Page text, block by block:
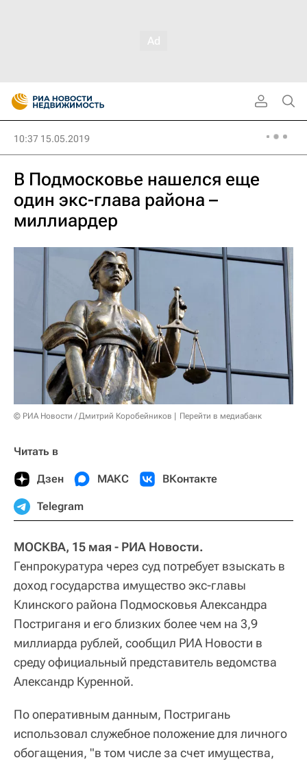
10:37 15.05.2019
В Подмосковье нашелся еще
один экс-глава района –
миллиардер
© РИА Новости / Дмитрий Коробейников Перейти в медиабанк
Читать в
Дзен МАКС ВКонтакте
Telegram
МОСКВА, 15 мая - РИА Новости.
Генпрокуратура через суд потребует взыскать в
доход государства имущество экс-главы
Клинского района Подмосковья Александра
Постриганя и его близких более чем на 3,9
миллиарда рублей, сообщил РИА Новости в
среду официальный представитель ведомства
Александр Куренной.
По оперативным данным, Постригань
использовал служебное положение для личного
обогащения, "в том числе за счет имущества,